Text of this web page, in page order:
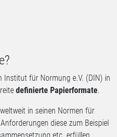
Institut für Normung e.V. (DIN) in
definierte Papierformate.
in seinen Normen für
diese zum Beispiel